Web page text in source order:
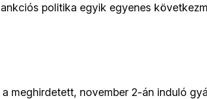
politika egyik egyenes
meghirdetett, november 2-án induló